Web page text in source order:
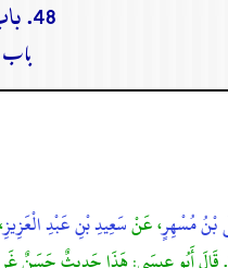
48. باب مناقب معاوية بن أبي سفيان رضى الله عنه
بْنُ مُسْهِرٍ، عَنْسَعِيدِ بْنِ عَبْدِ الْعَزِيزِ